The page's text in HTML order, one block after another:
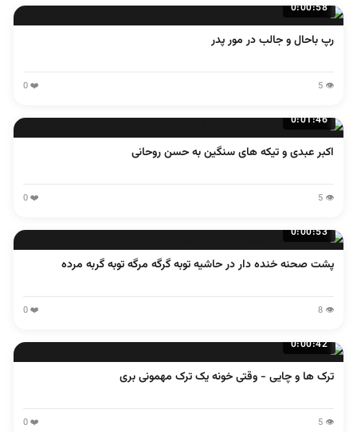
0:00:58
رپ باحال و جالب در مور پدر
👁️ 5
❤️ 0
0:01:46
اکبر عبدی و تیکه های سنگین به حسن روحانی
👁️ 5
❤️ 0
0:00:53
پشت صحنه خنده دار در حاشیه توبه گرگه مرگه توبه گربه مرده
👁️ 8
❤️ 0
0:00:42
ترک ها و چایی - وقتی خونه یک ترک مهمونی بری
👁️ 5
❤️ 0